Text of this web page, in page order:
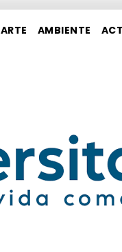
ARTE AMBIENTE